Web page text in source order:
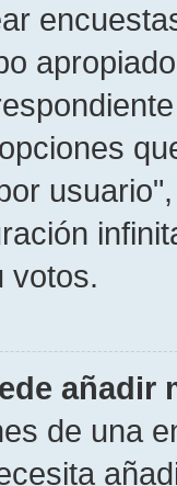
votos.
añadir
de una